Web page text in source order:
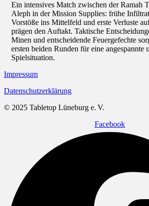
Ein intensives Match zwischen der Ramah
Aleph in der Mission Supplies: frühe
Vorstöße ins Mittelfeld und erste Verluste
prägen den Auftakt. Taktische
Minen und entscheidende Feuergefechte
ersten beiden Runden für eine angespannte
Spielsituation.
Impressum
Datenschutzerklärung
© 2025 Tabletop Lüneburg e. V.
Facebook